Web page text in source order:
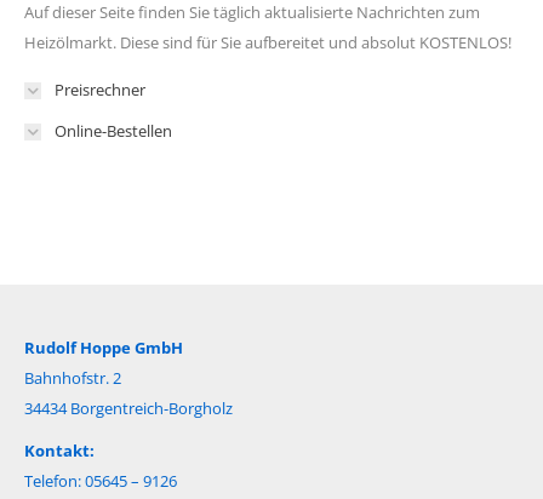
Auf dieser Seite finden Sie täglich aktualisierte Nachrichten zum
Heizölmarkt. Diese sind für Sie aufbereitet und absolut KOSTENLOS!
Preisrechner
Online-Bestellen
Rudolf Hoppe GmbH
Bahnhofstr. 2
34434 Borgentreich-Borgholz
Kontakt:
Telefon: 05645 – 9126